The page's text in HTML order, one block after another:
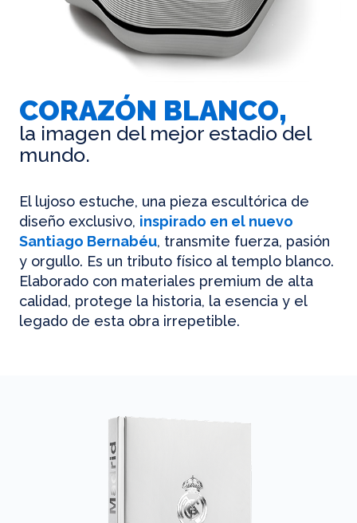
CORAZÓN BLANCO,
la imagen del mejor estadio del
mundo.
El lujoso estuche, una pieza escultórica de
diseño exclusivo, inspirado en el nuevo
Santiago Bernabéu, transmite fuerza, pasión
y orgullo. Es un tributo físico al templo blanco.
Elaborado con materiales premium de alta
calidad, protege la historia, la esencia y el
legado de esta obra irrepetible.